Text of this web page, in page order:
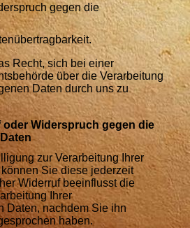
gegen die
Recht, sich bei einer
über die Verarbeitung
Daten durch uns zu
oder Widerspruch gegen die
zur Verarbeitung Ihrer
Sie diese jederzeit
Widerruf beeinflusst die
Ihrer
Daten, nachdem Sie ihn
haben.